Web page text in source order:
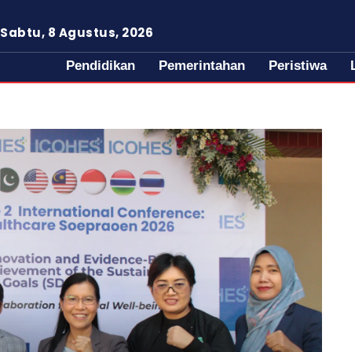
Sabtu, 8 Agustus, 2026
Pendidikan Pemerintahan Peristiwa